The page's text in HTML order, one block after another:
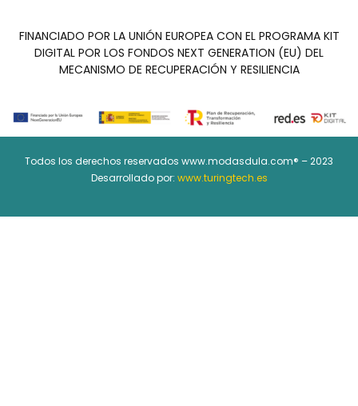
FINANCIADO POR LA UNIÓN EUROPEA CON EL PROGRAMA KIT
DIGITAL POR LOS FONDOS NEXT GENERATION (EU) DEL
MECANISMO DE RECUPERACIÓN Y RESILIENCIA
Todos los derechos reservados www.modasdula.com® – 2023
Desarrollado por: www.turingtech.es